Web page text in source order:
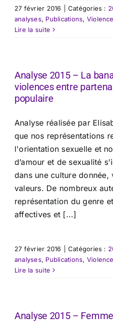
27 février 2016 Catégories :
analyses, Publications,
Lire la suite
Analyse 2015 – La
violences entre
populaire
​Analyse réalisée par
que nos représentations
l'orientation sexuelle et
d’amour et de sexualité
dans une culture donnée,
valeurs. De nombreux
représentation du genre
affectives et [...]
27 février 2016 Catégories :
analyses, Publications,
Lire la suite
Analyse 2015 –